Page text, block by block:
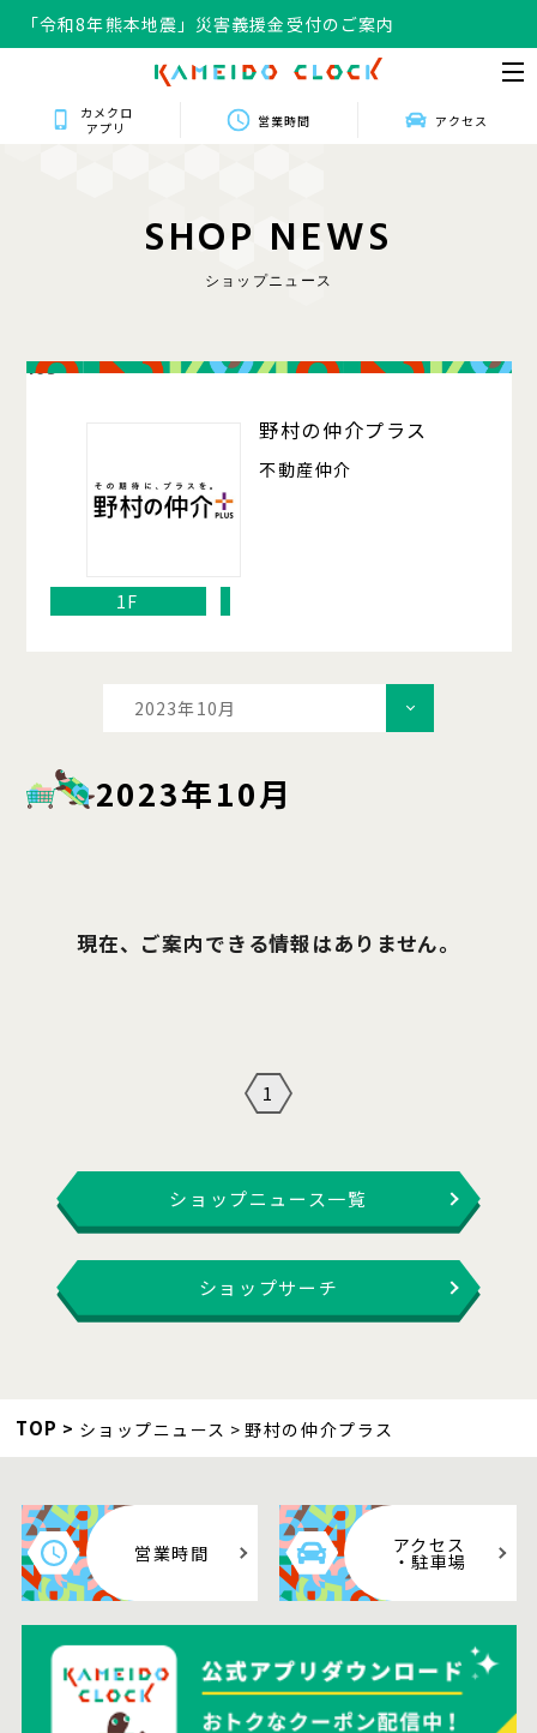
「令和8年熊本地震」災害義援金受付のご案内
カメクロ
アプリ
営業時間 アクセス
SHOP NEWS
ショップニュース
103
野村の仲介プラス
不動産仲介
1F
2023年10月
2023年10月
現在、ご案内できる情報はありません。
1
ショップニュース一覧
ショップサーチ
TOP ショップニュース 野村の仲介プラス
営業時間 アクセス
・駐車場